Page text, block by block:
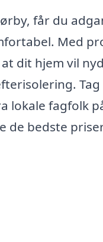
får du
Med
dit hjem vil
lokale fagfolk
de bedste